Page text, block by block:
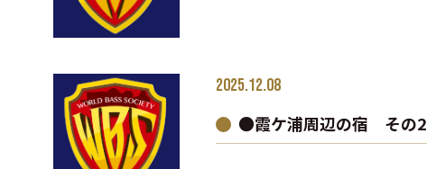
2025.12.08
●霞ケ浦周辺の宿 その2